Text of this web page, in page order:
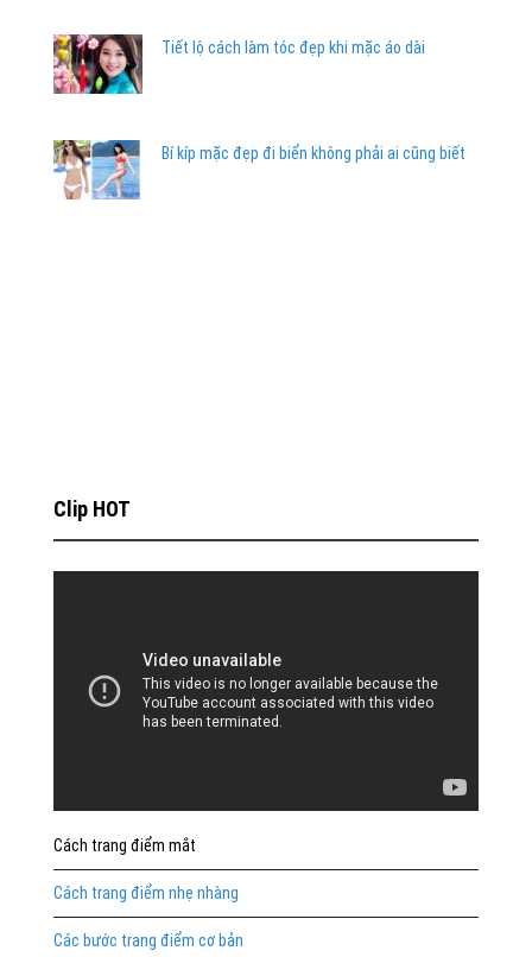
Tiết lộ cách làm tóc đẹp khi mặc áo dài
Bí kíp mặc đẹp đi biển không phải ai cũng biết
Clip HOT
Cách trang điểm mắt
Cách trang điểm nhẹ nhàng
Các bước trang điểm cơ bản